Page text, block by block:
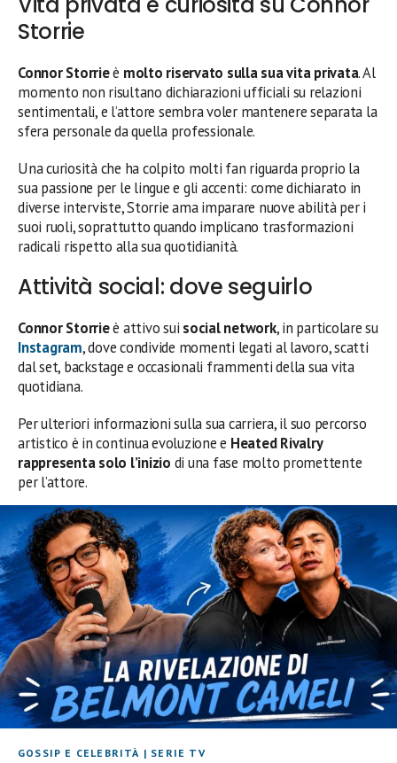
Storrie
Connor Storrieè molto riservato sulla sua vita privata. Al
momento non risultano dichiarazioni ufficiali su relazioni
sentimentali, e l’attore sembra voler mantenere separata la
sfera personale da quella professionale.
Una curiosità che ha colpito molti fan riguarda proprio la
sua passione per le lingue e gli accenti: come dichiarato in
diverse interviste, Storrie ama imparare nuove abilità per i
suoi ruoli, soprattutto quando implicano trasformazioni
radicali rispetto alla sua quotidianità.
Attività social: dove seguirlo
Connor Storrieè attivo sui social network, in particolare su
Instagram, dove condivide momenti legati al lavoro, scatti
dal set, backstage e occasionali frammenti della sua vita
quotidiana.
Per ulteriori informazioni sulla sua carriera, il suo percorso
artistico è in continua evoluzione e Heated Rivalry
rappresenta solo l’inizio di una fase molto promettente
per l’attore.
GOSSIP E CELEBRITÀ | SERIE TV